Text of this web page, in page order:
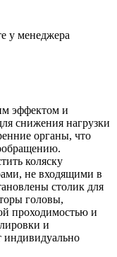
у менеджера
эффектом и
снижения нагрузки
органы, что
коляску
не входящими в
столик для
головы,
проходимостью и
и
индивидуально